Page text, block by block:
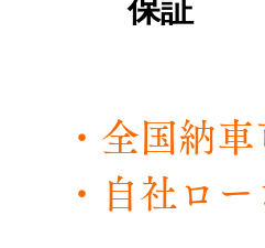
​保証
・全国
・自社ロ